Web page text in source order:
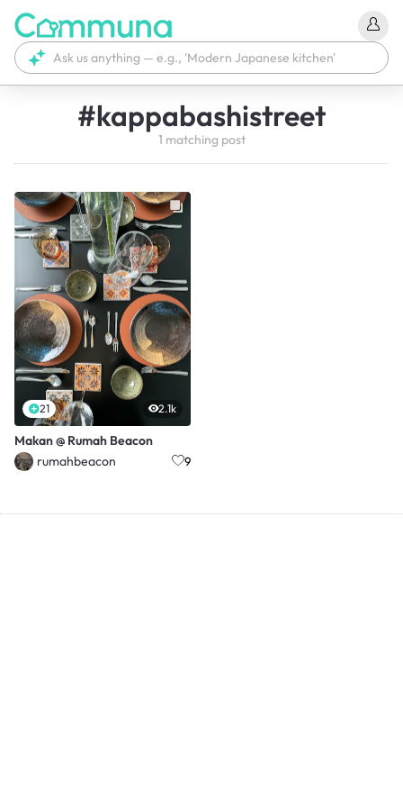
#kappabashistreet
1 matching post
21 2.1k
Makan @ Rumah Beacon
rumahbeacon
9